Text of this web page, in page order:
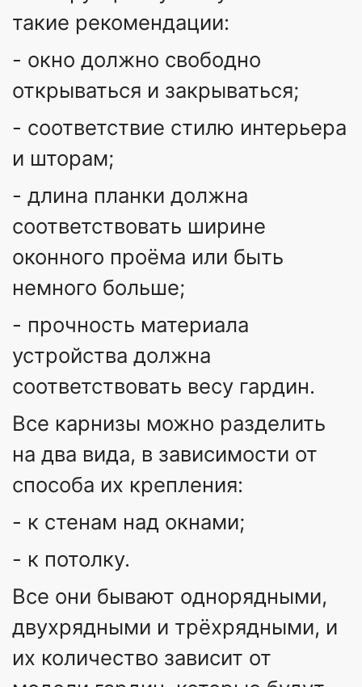
такие рекомендации:
- окно должно свободно
открываться и закрываться;
- соответствие стилю интерьера
и шторам;
- длина планки должна
соответствовать ширине
оконного проёма или быть
немного больше;
- прочность материала
устройства должна
соответствовать весу гардин.
Все карнизы можно разделить
на два вида, в зависимости от
способа их крепления:
- к стенам над окнами;
- к потолку.
Все они бывают однорядными,
двухрядными и трёхрядными, и
их количество зависит от